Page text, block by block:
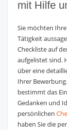
mit Hilfe
Sie möchten Ihre
Tätigkeit
Checkliste auf
aufgelistet sind.
über eine
Ihrer
bestimmt das
Gedanken und
persönlichen
haben Sie die